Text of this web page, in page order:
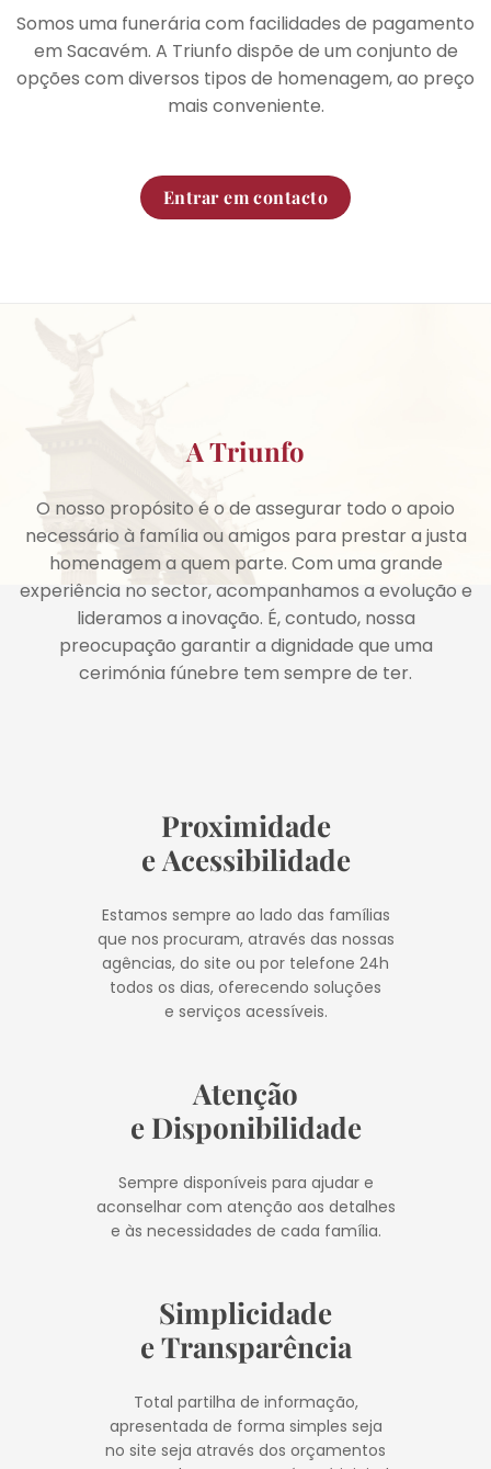
Somos uma funerária com facilidades de pagamento
em Sacavém. A Triunfo dispõe de um conjunto de
opções com diversos tipos de homenagem, ao preço
mais conveniente.
Entrar em contacto
A Triunfo
O nosso propósito é o de assegurar todo o apoio
necessário à família ou amigos para prestar a justa
homenagem a quem parte. Com uma grande
experiência no sector, acompanhamos a evolução e
lideramos a inovação. É, contudo, nossa
preocupação garantir a dignidade que uma
cerimónia fúnebre tem sempre de ter.
Proximidade
e Acessibilidade
Estamos sempre ao lado das famílias
que nos procuram, através das nossas
agências, do site ou por telefone 24h
todos os dias, oferecendo soluções
e serviços acessíveis.
Atenção
e Disponibilidade
Sempre disponíveis para ajudar e
aconselhar com atenção aos detalhes
e às necessidades de cada família.
Simplicidade
e Transparência
Total partilha de informação,
apresentada de forma simples seja
no site seja através dos orçamentos